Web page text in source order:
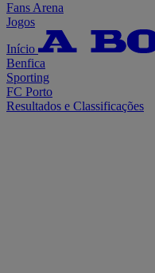
Fans Arena
Jogos
Início
Benfica
Sporting
FC Porto
Resultados e Classificações